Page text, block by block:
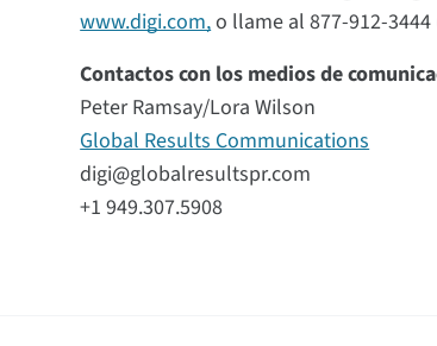
www.digi.com,o llame al 877-912-3444
Contactos con los medios de
Peter Ramsay/Lora Wilson
Global Results Communications
digi@globalresultspr.com
+1 949.307.5908